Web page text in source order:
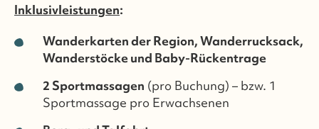
Inklusivleistungen:
Wanderkarten der Region, Wanderrucksack,
Wanderstöcke und Baby-Rückentrage
2 Sportmassagen (pro Buchung) – bzw. 1
Sportmassage pro Erwachsenen